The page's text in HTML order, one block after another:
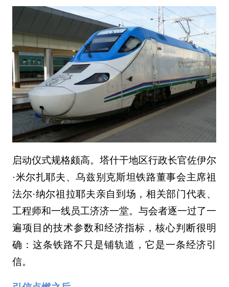
启动仪式规格颇高。塔什干地区行政长官佐伊尔
·米尔扎耶夫、乌兹别克斯坦铁路董事会主席祖
法尔·纳尔祖拉耶夫亲自到场，相关部门代表、
工程师和一线员工济济一堂。与会者逐一过了一
遍项目的技术参数和经济指标，核心判断很明
确：这条铁路不只是铺轨道，它是一条经济引
信。